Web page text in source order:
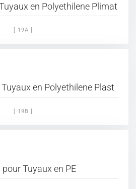
en Polyethilene Plimat
[ 19A ]
en Polyethilene Plast
[ 19B ]
Tuyaux en PE